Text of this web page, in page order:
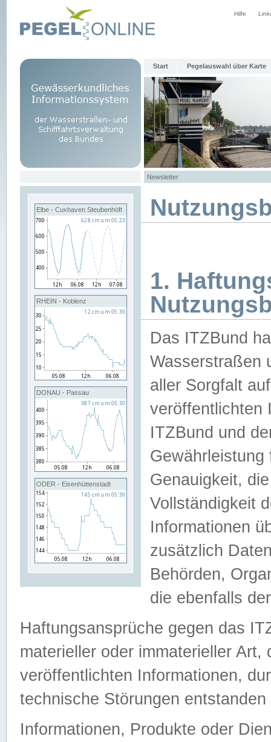
Hilfe
Start Pegelauswahl über Karte
Newsletter
Elbe - Cuxhaven Steubenhöft
RHEIN - Koblenz
DONAU - Passau
ODER - Eisenhüttenstadt
1.
Das ITZBund
Wasserstraßen
aller Sorgfalt
veröffentlichten
ITZBund und
Genauigkeit,
Vollständigkeit
Informationen
zusätzlich
Behörden,
die ebenfalls
Haftungsansprüche gegen das
materieller oder immaterieller
veröffentlichten Informationen,
technische Störungen
Informationen, Produkte oder